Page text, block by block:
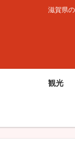
滋賀県
観光